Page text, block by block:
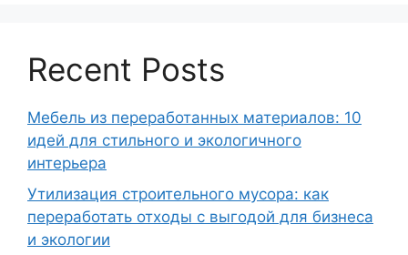
Recent Posts
Мебель из переработанных материалов: 10
идей для стильного и экологичного
интерьера
Утилизация строительного мусора: как
переработать отходы с выгодой для бизнеса
и экологии